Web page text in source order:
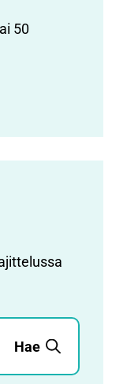
50
Hae